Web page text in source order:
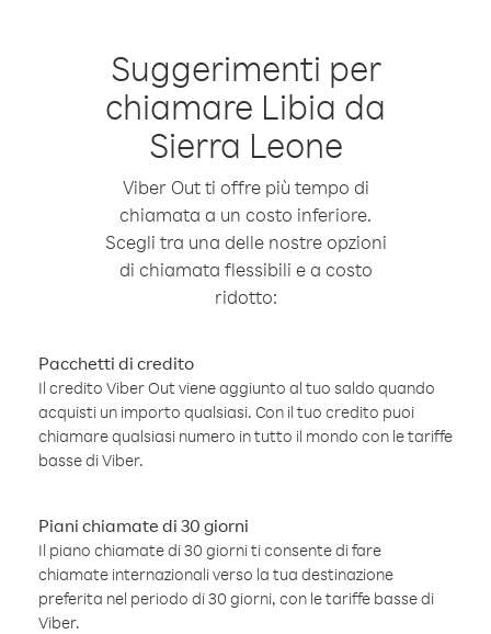
Suggerimenti per
chiamare Libia da
Sierra Leone
Viber Out ti offre più tempo di
chiamata a un costo inferiore.
Scegli tra una delle nostre opzioni
di chiamata flessibili e a costo
ridotto:
Pacchetti di credito
Il credito Viber Out viene aggiunto al tuo saldo quando
acquisti un importo qualsiasi. Con il tuo credito puoi
chiamare qualsiasi numero in tutto il mondo con le tariffe
basse di Viber.
Piani chiamate di 30 giorni
Il piano chiamate di 30 giorni ti consente di fare
chiamate internazionali verso la tua destinazione
preferita nel periodo di 30 giorni, con le tariffe basse di
Viber.